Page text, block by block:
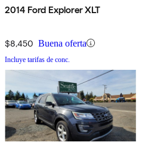
2014 Ford Explorer XLT
$8,450 Buena oferta
Incluye tarifas de conc.